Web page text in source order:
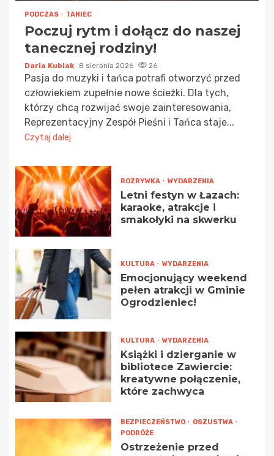
PODCZAS TANIEC
Poczuj rytm i dołącz do naszej
tanecznej rodziny!
Daria Kubiak 8 sierpnia 2026 26
Pasja do muzyki i tańca potrafi otworzyć przed
człowiekiem zupełnie nowe ścieżki. Dla tych,
którzy chcą rozwijać swoje zainteresowania,
Reprezentacyjny Zespół Pieśni i Tańca staje...
Czytaj dalej
ROZRYWKA WYDARZENIA
Letni festyn w Łazach:
karaoke, atrakcje i
smakołyki na skwerku
KULTURA WYDARZENIA
Emocjonujący weekend
pełen atrakcji w Gminie
Ogrodzieniec!
KULTURA WYDARZENIA
Książki i dzierganie w
bibliotece Zawiercie:
kreatywne połączenie,
które zachwyca
BEZPIECZEŃSTWO
OSZUSTWA
PODRÓŻE
Ostrzeżenie przed